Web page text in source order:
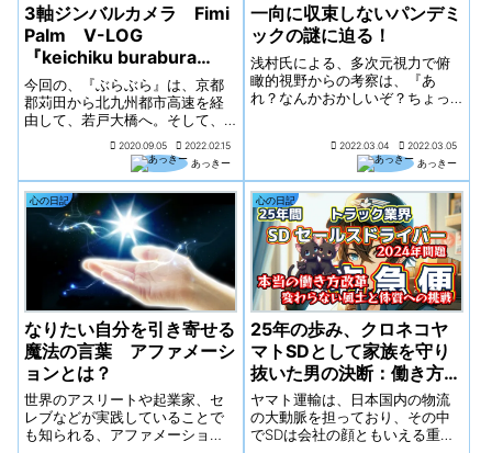
3軸ジンバルカメラ Fimi
Palm V-LOG
『keichiku burabura
road』vol.2
今回の、『ぶらぶら』は、京都
郡苅田から北九州都市高速を経
由して、若戸大橋へ。そして、
リンパーク）の東側部分に位置
する、「脇田漁港 フィッシャリ
ーナ」を目指します。
2020.09.05
2022.02.15
あっきー
一向に収束しないパンデミ
ックの謎に迫る！
浅村氏による、多次元視力で俯
瞰的視野からの考察は、『あ
れ？なんかおかしいぞ？ちょっ
くれています。2022.03.04
2022.03.05
あっきー
心の日記
なりたい自分を引き寄せる
魔法の言葉 アファメーシ
ョンとは？
世界のアスリートや起業家、セ
レブなどが実践していることで
も知られる、アファメーショ
心の日記
25年の歩み、クロネコヤ
マトSDとして家族を守り
抜いた男の決断：働き方改
革の壁に挑む
ヤマト運輸は、日本国内の物流
の大動脈を担っており、その中
でSDは会社の顔ともいえる重要